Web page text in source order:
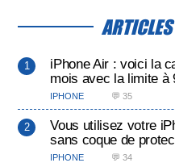
iPhone Air : voici la
mois avec la limite à
IPHONE 💬 35
Vous utilisez votre
sans coque de
IPHONE 💬 34